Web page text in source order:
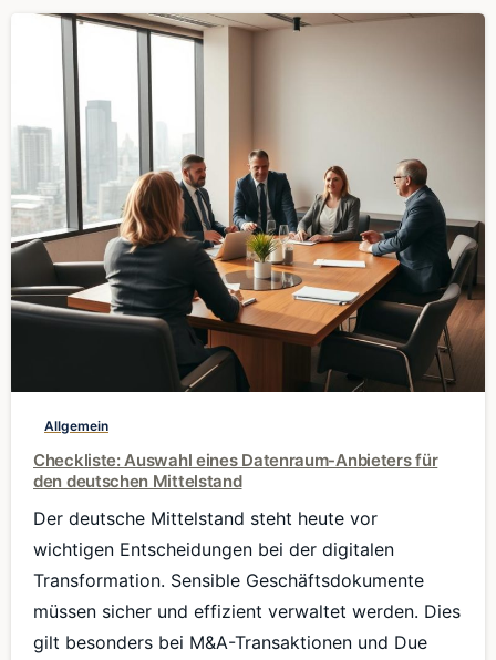
0
Allgemein
Checkliste: Auswahl eines Datenraum-Anbieters für
den deutschen Mittelstand
Der deutsche Mittelstand steht heute vor
wichtigen Entscheidungen bei der digitalen
Transformation. Sensible Geschäftsdokumente
müssen sicher und effizient verwaltet werden. Dies
gilt besonders bei M&A-Transaktionen und Due